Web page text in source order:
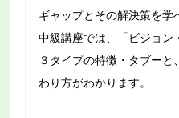
ギャップとその解決策を学
中級講座では、「ビジョン
３タイプの特徴・タブー
わり方がわかります。